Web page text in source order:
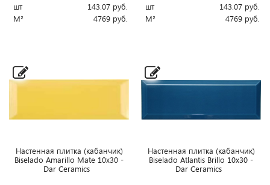
шт 143.07 руб.
М²
4769 руб.
шт 143.07 руб.
М²
4769 руб.
Настенная плитка (кабанчик)
Biselado Amarillo Mate 10x30 -
Dar Ceramics
Настенная плитка (кабанчик)
Biselado Atlantis Brillo 10x30 -
Dar Ceramics